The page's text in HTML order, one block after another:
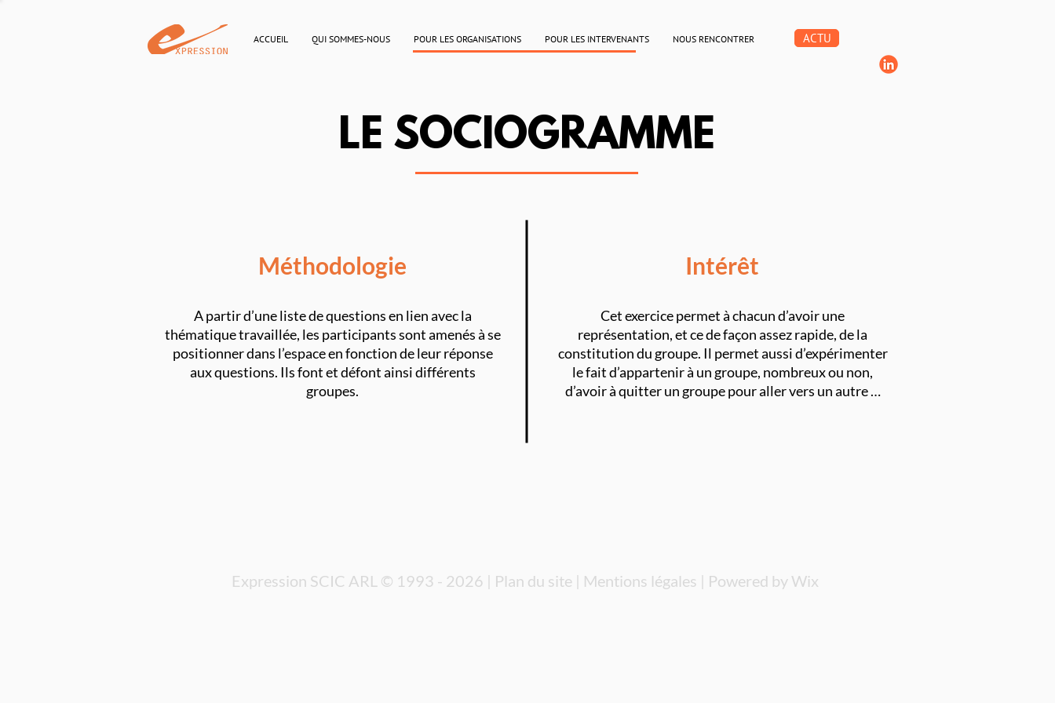
ACCUEIL QUI SOMMES-NOUS POUR LES ORGANISATIONS POUR LES INTERVENANTS NOUS RENCONTRER ACTU
LE SOCIOGRAMME
Méthodologie Intérêt
A partir d’une liste de questions en lien avec la
thématique travaillée, les participants sont amenés à se
positionner dans l’espace en fonction de leur réponse
aux questions. Ils font et défont ainsi différents
groupes.
Cet exercice permet à chacun d’avoir une
représentation, et ce de façon assez rapide, de la
constitution du groupe. Il permet aussi d’expérimenter
le fait d’appartenir à un groupe, nombreux ou non,
d’avoir à quitter un groupe pour aller vers un autre …
Expression SCIC ARL © 1993 - 2026 | Plan du site Mentions légales | Powered by Wix